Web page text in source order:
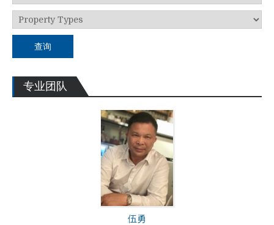
查询
专业团队
伍勇